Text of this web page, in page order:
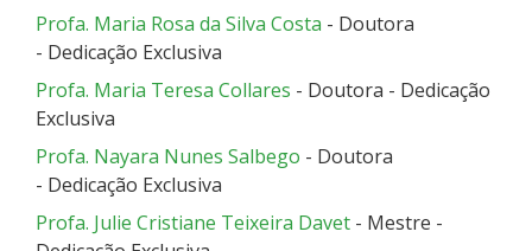
Profa. Maria Rosa da Silva Costa - Doutora
- Dedicação Exclusiva
Profa. Maria Teresa Collares - Doutora - Dedicação
Exclusiva
Profa. Nayara Nunes Salbego - Doutora
- Dedicação Exclusiva
Profa. Julie Cristiane Teixeira Davet - Mestre -